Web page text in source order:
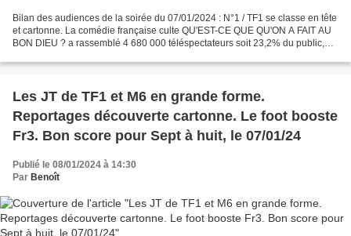
Bilan des audiences de la soirée du 07/01/2024 : N°1 / TF1 se classe en tête
et cartonne. La comédie française culte QU'EST-CE QUE QU'ON A FAIT AU
BON DIEU ? a rassemblé 4 680 000 téléspectateurs soit 23,2% du public,
Les JT de TF1 et M6 en grande forme.
Reportages découverte cartonne. Le foot booste
Fr3. Bon score pour Sept à huit, le 07/01/24
Publié le 08/01/2024 à 14:30
Par Benoît